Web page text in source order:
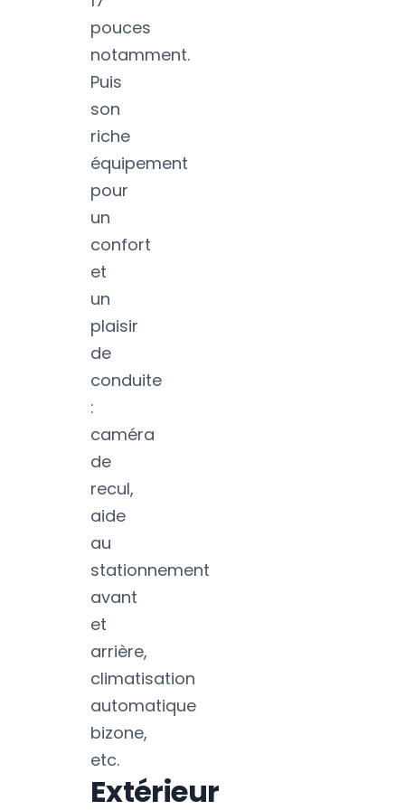
pouces
notamment.
Puis
son
riche
équipement
pour
un
confort
et
un
plaisir
de
conduite
:
caméra
de
recul,
aide
au
stationnement
avant
et
arrière,
climatisation
automatique
bizone,
etc.
Extérieur